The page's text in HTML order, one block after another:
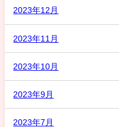
2023年12月
2023年11月
2023年10月
2023年9月
2023年7月